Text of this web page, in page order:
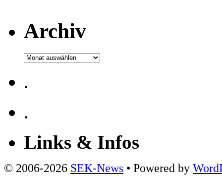
Archiv
Archiv
.
.
Links & Infos
© 2006-2026 SEK-News • Powered by